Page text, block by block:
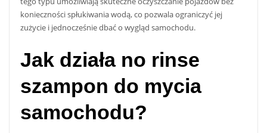
konieczności spłukiwania wodą, co pozwala ograniczyć jej
zużycie i jednocześnie dbać o wygląd samochodu.
Jak działa no rinse
szampon do mycia
samochodu?